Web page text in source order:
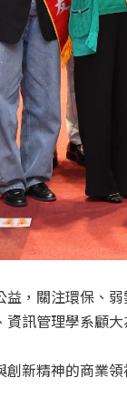
，關注環保、
訊管理學系顧
新精神的商業